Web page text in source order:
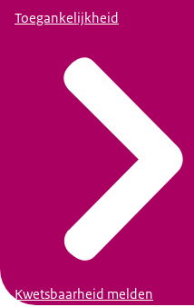
Toegankelijkheid
Kwetsbaarheid melden